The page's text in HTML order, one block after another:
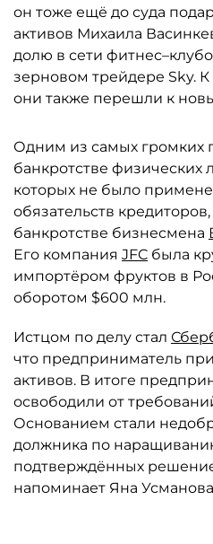
он тоже ещё до суда
активов Михаила
долю в сети
зерновом трейдере Sky.
они также перешли к
Одним из самых громких
банкротстве физических
которых не было
обязательств
банкротстве бизнесмена
Его компания JFC была
импортёром фруктов в
оборотом $600 млн.
Истцом по делу стал
что предприниматель
активов. В итоге
освободили от
Основанием стали
должника по
подтверждённых
напоминает Яна